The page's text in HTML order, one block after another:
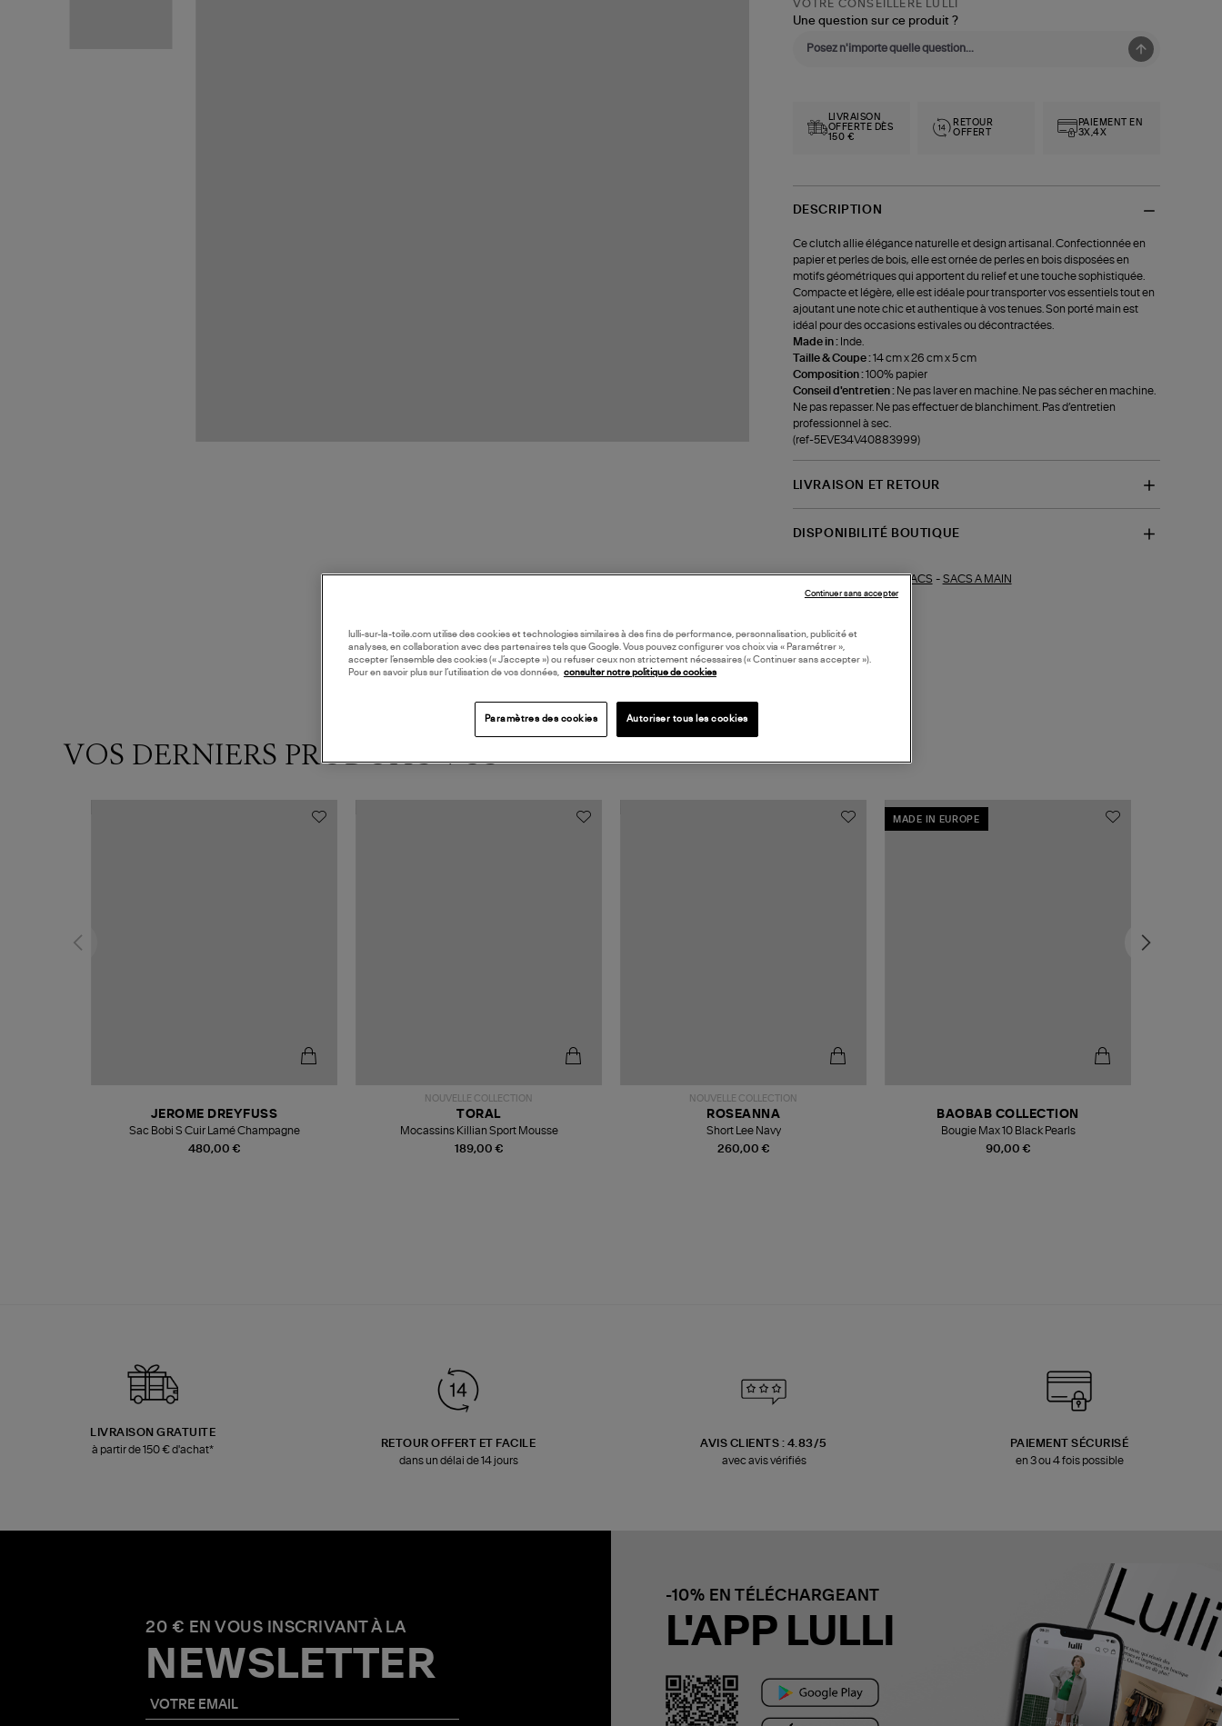
VOTRE CONSEILLÈRE LULLI
Une question sur ce produit ?
LIVRAISON
OFFERTE DÈS
150 €
RETOUR
OFFERT
PAIEMENT EN
3X,4X
DESCRIPTION
Ce clutch allie élégance naturelle et design artisanal. Confectionnée en
papier et perles de bois, elle est ornée de perles en bois disposées en
motifs géométriques qui apportent du relief et une touche sophistiquée.
Compacte et légère, elle est idéale pour transporter vos essentiels tout en
ajoutant une note chic et authentique à vos tenues. Son porté main est
idéal pour des occasions estivales ou décontractées.
Made in : Inde.
Taille & Coupe :14 cm x 26 cm x 5 cm
Composition :100% papier
Conseil d'entretien : Ne pas laver en machine. Ne pas sécher en machine.
Ne pas repasser. Ne pas effectuer de blanchiment. Pas d’entretien
professionnel à sec.
(ref-5EVE34V40883999)
LIVRAISON ET RETOUR
DISPONIBILITÉ BOUTIQUE
SACS - SACS A MAIN
VOS DERNIERS PRODUITS VUS
480,00 €
JEROME DREYFUSS
Sac Bobi S Cuir Lamé Champagne
NOUVELLE COLLECTION
189,00 €
TORAL
Mocassins Killian Sport Mousse
NOUVELLE COLLECTION
260,00 €
ROSEANNA
Short Lee Navy
MADE IN EUROPE
90,00 €
BAOBAB COLLECTION
Bougie Max 10 Black Pearls
LIVRAISON GRATUITE
à partir de 150 € d'achat*
RETOUR OFFERT ET FACILE
dans un délai de 14 jours
AVIS CLIENTS : 4.83/5
avec avis vérifiés
PAIEMENT SÉCURISÉ
en 3 ou 4 fois possible
20 € EN VOUS INSCRIVANT À LA
NEWSLETTER
-10% EN TÉLÉCHARGEANT
L'APP LULLI
lulli-sur-la-toile.com utilise des cookies et technologies similaires à des fins de performance, personnalisation, publicité et
analyses, en collaboration avec des partenaires tels que Google. Vous pouvez configurer vos choix via « Paramétrer »,
accepter l’ensemble des cookies (« J’accepte ») ou refuser ceux non strictement nécessaires (« Continuer sans accepter »).
Pour en savoir plus sur l’utilisation de vos données, consulter notre politique de cookies
Paramètres des cookies Autoriser tous les cookies
Continuer sans accepter